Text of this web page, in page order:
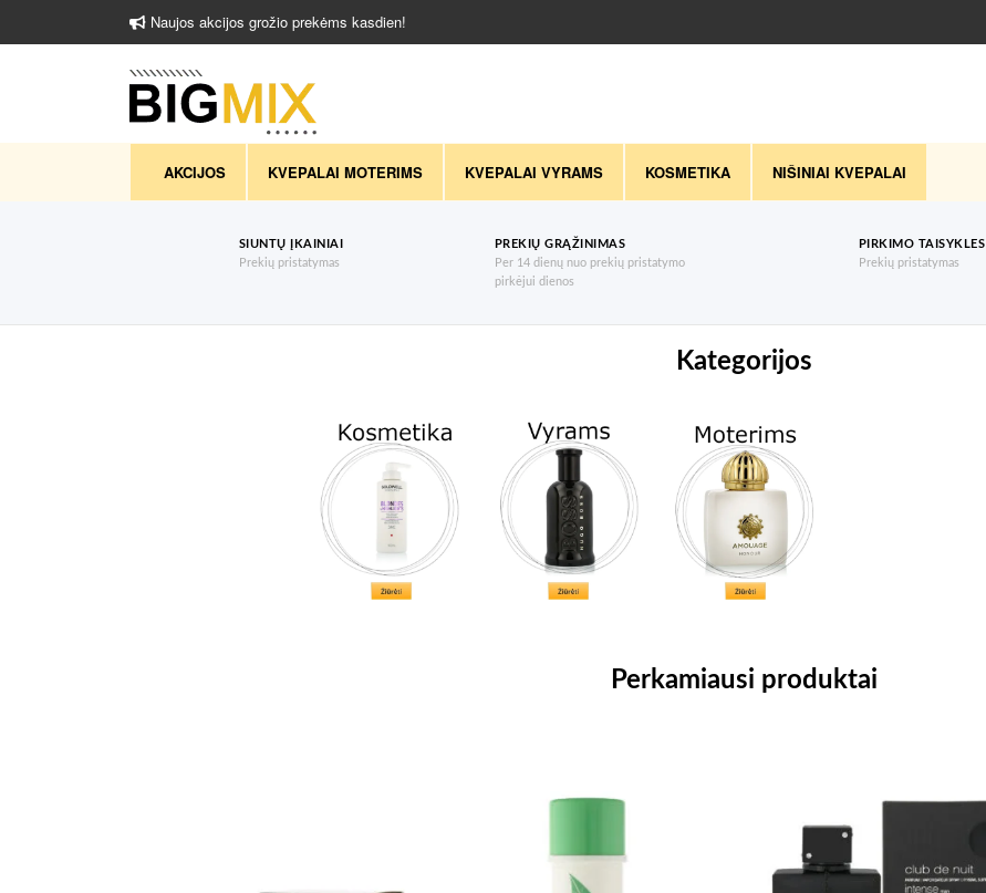
Naujos akcijos grožio prekėms kasdien!
AKCIJOS KVEPALAI MOTERIMS KVEPALAI VYRAMS KOSMETIKA NIŠINIAI KVEPALAI
SIUNTŲ ĮKAINIAI
Prekių pristatymas
PREKIŲ GRĄŽINIMAS
Per 14 dienų nuo prekių pristatymo
pirkėjui dienos
PIRKIMO TAISYKLES
Prekių pristatymas
Kategorijos
Perkamiausi produktai